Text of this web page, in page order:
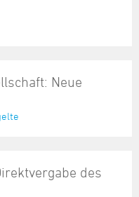
Neue
des